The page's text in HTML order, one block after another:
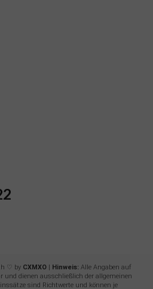
♡ by CXMXO| Hinweis:Alle Angaben auf
und dienen ausschließlich der allgemeinen
sind Richtwerte und können je